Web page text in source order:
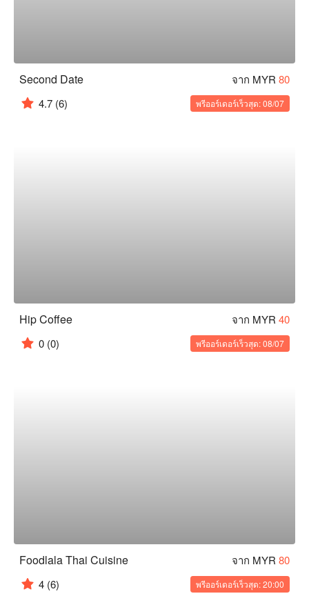
Second Date จาก MYR 80
4.7 (6) พรีออร์เดอร์เร็วสุด: 08/07
Hip Coffee จาก MYR 40
0 (0) พรีออร์เดอร์เร็วสุด: 08/07
Foodlala Thai Cuisine จาก MYR 80
4 (6) พรีออร์เดอร์เร็วสุด: 20:00